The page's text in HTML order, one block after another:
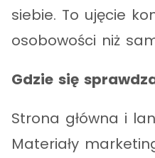
siebie. To ujęcie
osobowości niż
Gdzie się
Strona główna i
Materiały